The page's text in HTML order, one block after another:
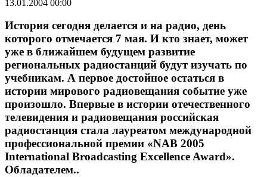
13.01.2004 00:00
История сегодня делается и на радио, день
которого отмечается 7 мая. И кто знает, может
уже в ближайшем будущем развитие
региональных радиостанций будут изучать по
учебникам. А первое достойное остаться в
истории мирового радиовещания событие уже
произошло. Впервые в истории отечественного
телевидения и радиовещания российская
радиостанция стала лауреатом международной
профессиональной премии «NAB 2005
International Broadcasting Excellence Award».
Обладателем..